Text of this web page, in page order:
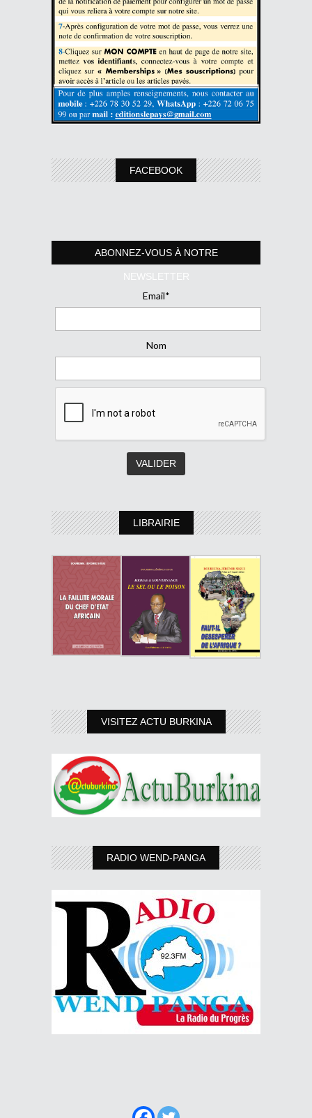
FACEBOOK
ABONNEZ-VOUS À NOTRE
NEWSLETTER
Email*
Nom
LIBRAIRIE
VISITEZ ACTU BURKINA
RADIO WEND-PANGA